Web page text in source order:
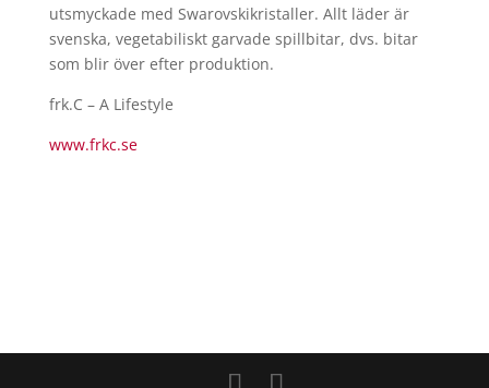
utsmyckade med Swarovskikristaller. Allt läder är
svenska, vegetabiliskt garvade spillbitar, dvs. bitar
som blir över efter produktion.
frk.C – A Lifestyle
www.frkc.se